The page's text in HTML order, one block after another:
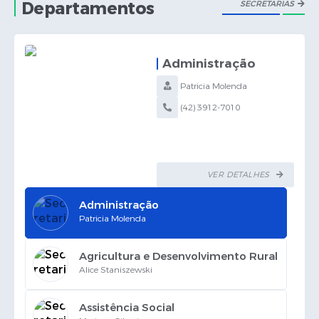
Agenda
Solicitação de Remoção: Instituições Escolares
Contato
Telefones Úteis
Departamentos
SECRETARIAS
Administração
Patricia Molenda
(42) 3912-7010
VER DETALHES
> Administração
Patricia Molenda
> Agricultura e Desenvolvimento Rural
Alice Staniszewski
> Assistência Social